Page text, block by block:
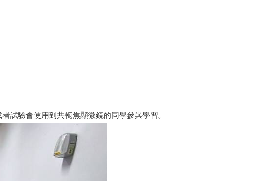
試驗會使用到共軛焦顯微鏡的同學參與學習。